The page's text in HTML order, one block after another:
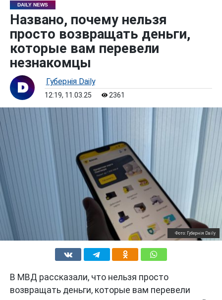
DAILY NEWS
Названо, почему нельзя
просто возвращать деньги,
которые вам перевели
незнакомцы
Губернiя Daily
12:19, 11.03.25 2361
Фото: Губернiя Daily
В МВД рассказали, что нельзя просто
возвращать деньги, которые вам перевели